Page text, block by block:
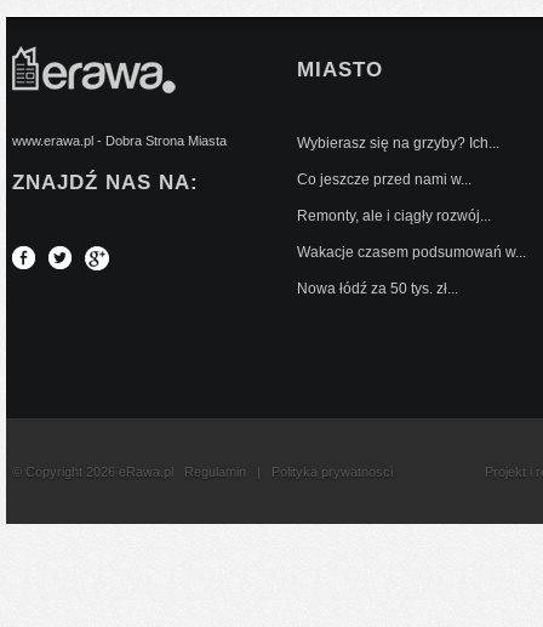
www.erawa.pl - Dobra Strona Miasta
ZNAJDŹ NAS NA:
MIASTO
Wybierasz się na grzyby? Ich...
Co jeszcze przed nami w...
Remonty, ale i ciągły rozwój...
Wakacje czasem podsumowań w...
Nowa łódź za 50 tys. zł...
© Copyright 2026 eRawa.pl Regulamin | Polityka prywatnosci Projekt i